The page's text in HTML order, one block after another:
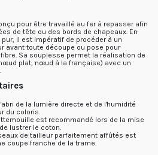
pour être travaillé au fer à repasser afin
de tête ou des bords de chapeaux. En
il est impératif de procéder à un
avant toute découpe ou pose pour
Sa souplesse permet la réalisation de
plat, nœud à la française) avec un
de la lumière directe et de l'humidité
du coloris.
est recommandé lors de la mise
lustrer le coton.
de tailleur parfaitement affûtés est
coupe franche de la trame.